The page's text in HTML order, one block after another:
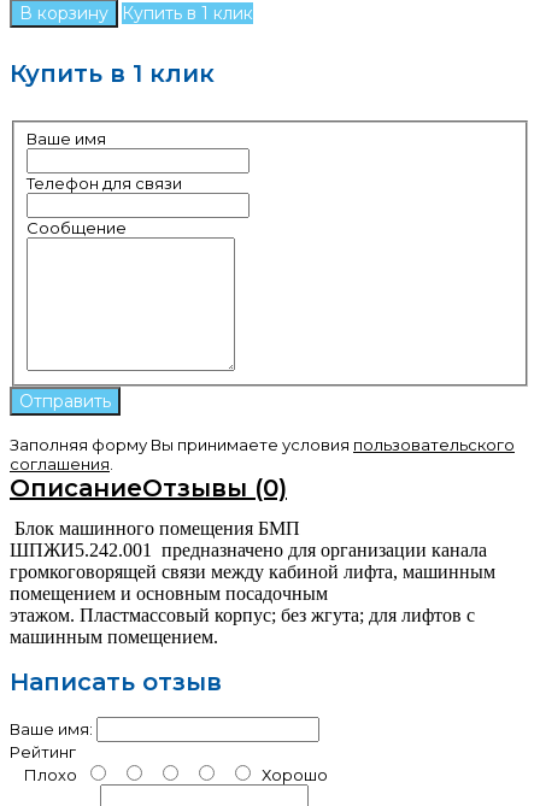
Купить в 1 клик
Купить в 1 клик
Ваше имя
Телефон для связи
Сообщение
Заполняя форму Вы принимаете условия пользовательского
соглашения
ОписаниеОтзывы (0)
Блок машинного помещения БМП
ШПЖИ5.242.001 предназначено для организации канала
громкоговорящей связи между кабиной лифта, машинным
помещением и основным посадочным
этажом. Пластмассовый корпус; без жгута; для лифтов с
машинным помещением.
Написать отзыв
Ваше имя:
Рейтинг
Плохо
Хорошо